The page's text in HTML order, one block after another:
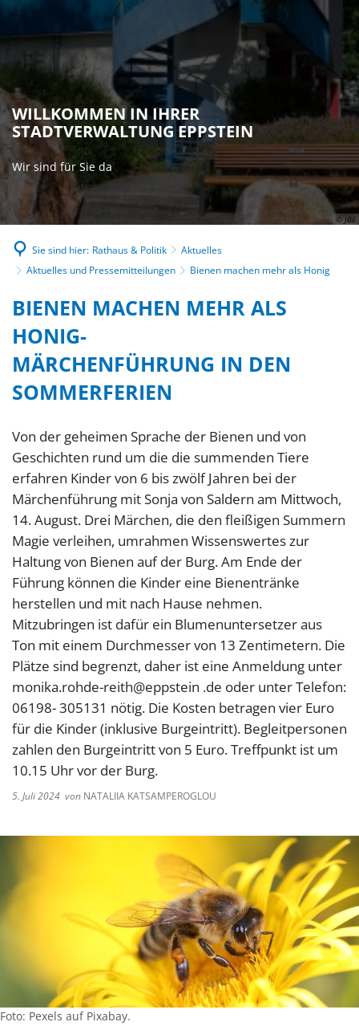
© JBE
WILLKOMMEN IN IHRER
STADTVERWALTUNG EPPSTEIN
Wir sind für Sie da
Sie sind hier: Rathaus & Politik
Aktuelles
Aktuelles und Pressemitteilungen
Bienen machen mehr als Honig
BIENEN MACHEN MEHR ALS
HONIG-
MÄRCHENFÜHRUNG IN DEN
SOMMERFERIEN
Von der geheimen Sprache der Bienen und von
Geschichten rund um die die summenden Tiere
erfahren Kinder von 6 bis zwölf Jahren bei der
Märchenführung mit Sonja von Saldern am Mittwoch,
14. August. Drei Märchen, die den fleißigen Summern
Magie verleihen, umrahmen Wissenswertes zur
Haltung von Bienen auf der Burg. Am Ende der
Führung können die Kinder eine Bienentränke
herstellen und mit nach Hause nehmen.
Mitzubringen ist dafür ein Blumenuntersetzer aus
Ton mit einem Durchmesser von 13 Zentimetern. Die
Plätze sind begrenzt, daher ist eine Anmeldung unter
monika.rohde-reith@eppstein .de oder unter Telefon:
06198- 305131 nötig. Die Kosten betragen vier Euro
für die Kinder (inklusive Burgeintritt). Begleitpersonen
zahlen den Burgeintritt von 5 Euro. Treffpunkt ist um
10.15 Uhr vor der Burg.
5. Juli 2024 von NATALIIA KATSAMPEROGLOU
Foto: Pexels auf Pixabay.